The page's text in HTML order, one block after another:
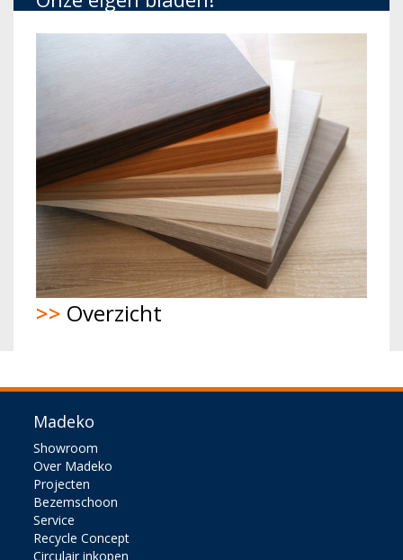
>> Overzicht
Madeko
Showroom
Over Madeko
Projecten
Bezemschoon
Service
Recycle Concept
Circulair inkopen